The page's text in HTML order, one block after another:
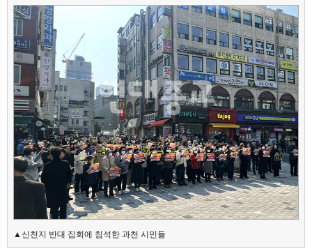
뉴 색
▲신천지 반대 집회에 침석한 과천 시민들